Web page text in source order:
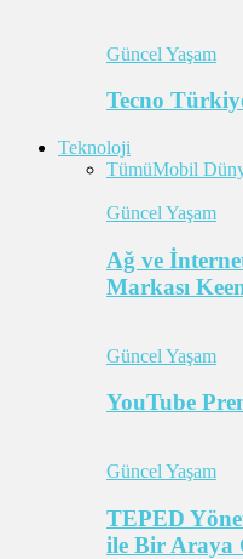
Güncel Yaşam
Tecno
Teknoloji
TümüMobil
Güncel Yaşam
Ağ ve
Markası
Güncel Yaşam
YouTube
Güncel Yaşam
TEPED
ile Bir Araya